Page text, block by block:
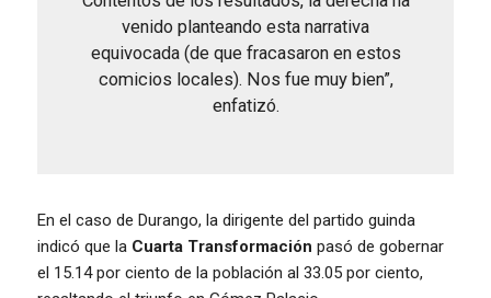
venido planteando esta narrativa
equivocada (de que fracasaron en estos
comicios locales). Nos fue muy bien”,
enfatizó.
En el caso de Durango, la dirigente del partido guinda
indicó que la Cuarta Transformación pasó de gobernar
el 15.14 por ciento de la población al 33.05 por ciento,